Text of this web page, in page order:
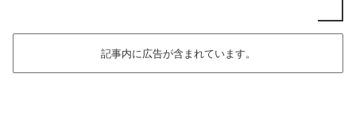
記事内に広告が含まれています。